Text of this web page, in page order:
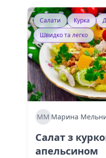
Салати Курка
Швидко та легко
ММ Марина
Салат з
апельсином